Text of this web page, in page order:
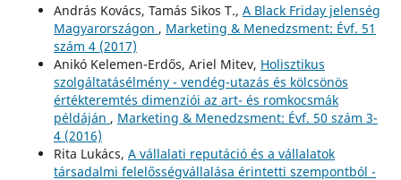
András Kovács, Tamás Sikos T., A Black Friday jelenség
Magyarországon , Marketing & Menedzsment: Évf. 51
szám 4 (2017)
Anikó Kelemen-Erdős, Ariel Mitev, Holisztikus
szolgáltatásélmény - vendég-utazás és kölcsönös
értékteremtés dimenziói az art- és romkocsmák
példáján , Marketing & Menedzsment: Évf. 50 szám 3-
4 (2016)
Rita Lukács, A vállalati reputáció és a vállalatok
társadalmi felelősségvállalása érintetti szempontból -